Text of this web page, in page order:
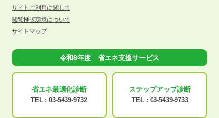
サイトご利用に関して
閲覧推奨環境について
サイトマップ
令和8年度 省エネ支援サービス
省エネ最適化診断
TEL : 03-5439-9732
ステップアップ診断
TEL : 03-5439-9733